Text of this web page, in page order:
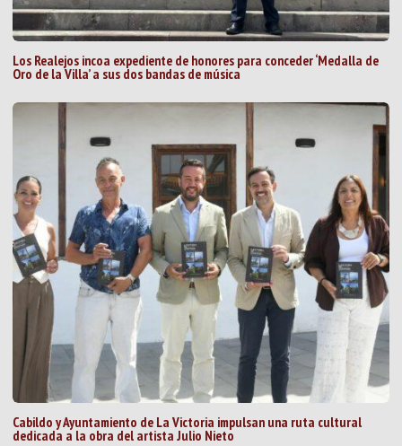
Los Realejos incoa expediente de honores para conceder ‘Medalla de
Oro de la Villa’ a sus dos bandas de música
Cabildo y Ayuntamiento de La Victoria impulsan una ruta cultural
dedicada a la obra del artista Julio Nieto